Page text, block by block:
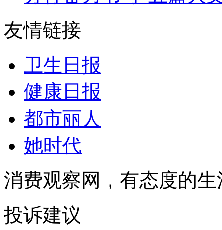
友情链接
卫生日报
健康日报
都市丽人
她时代
消费观察网，有态度的
投诉建议